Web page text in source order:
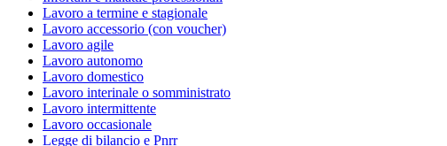
Lavoro a termine e stagionale
Lavoro accessorio (con voucher)
Lavoro agile
Lavoro autonomo
Lavoro domestico
Lavoro interinale o somministrato
Lavoro intermittente
Lavoro occasionale
Legge di bilancio e Pnrr